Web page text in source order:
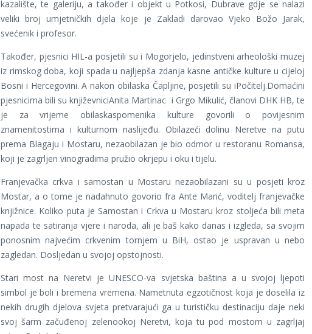
kazalište, te galeriju, a također i objekt u Potkosi, Dubrave gdje se nalazi
veliki broj umjetničkih djela koje je Zakladi darovao Vjeko Božo Jarak,
svećenik i profesor.
Također, pjesnici HIL-a posjetili su i Mogorjelo, jedinstveni arheološki muzej
iz rimskog doba, koji spada u najljepša zdanja kasne antičke kulture u cijeloj
Bosni i Hercegovini. A nakon obilaska Čapljine, posjetili su iPočitelj.Domaćini
pjesnicima bili su književniciAnita Martinac i Grgo Mikulić, članovi DHK HB, te
je za vrijeme obilaskaspomenika kulture govorili o povijesnim
znamenitostima i kulturnom naslijeđu. Obilazeći dolinu Neretve na putu
prema Blagaju i Mostaru, nezaobilazan je bio odmor u restoranu Romansa,
koji je zagrljen vinogradima pružio okrjepu i oku i tijelu.
Franjevačka crkva i samostan u Mostaru nezaobilazani su u posjeti kroz
Mostar, a o tome je nadahnuto govorio fra Ante Marić, voditelj franjevačke
knjižnice. Koliko puta je Samostan i Crkva u Mostaru kroz stoljeća bili meta
napada te satiranja vjere i naroda, ali je baš kako danas i izgleda, sa svojim
ponosnim najvećim crkvenim tornjem u BiH, ostao je uspravan u nebo
zagledan. Dosljedan u svojoj opstojnosti.
Stari most na Neretvi je UNESCO-va svjetska baština a u svojoj ljepoti
simbol je boli i bremena vremena. Nametnuta egzotičnost koja je doselila iz
nekih drugih djelova svjeta pretvarajući ga u turističku destinaciju daje neki
svoj šarm začuđenoj zelenookoj Neretvi, koja tu pod mostom u zagrljaj